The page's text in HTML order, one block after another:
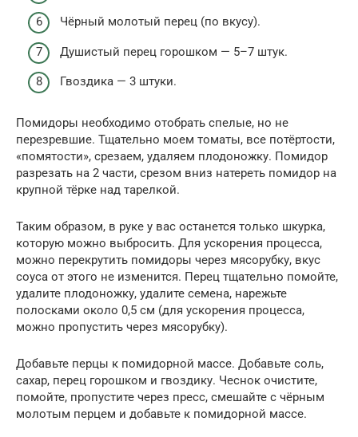
Чёрный молотый перец (по вкусу).
Душистый перец горошком — 5–7 штук.
Гвоздика — 3 штуки.
Помидоры необходимо отобрать спелые, но не
перезревшие. Тщательно моем томаты, все потёртости,
«помятости», срезаем, удаляем плодоножку. Помидор
разрезать на 2 части, срезом вниз натереть помидор на
крупной тёрке над тарелкой.
Таким образом, в руке у вас останется только шкурка,
которую можно выбросить. Для ускорения процесса,
можно перекрутить помидоры через мясорубку, вкус
соуса от этого не изменится. Перец тщательно помойте,
удалите плодоножку, удалите семена, нарежьте
полосками около 0,5 см (для ускорения процесса,
можно пропустить через мясорубку).
Добавьте перцы к помидорной массе. Добавьте соль,
сахар, перец горошком и гвоздику. Чеснок очистите,
помойте, пропустите через пресс, смешайте с чёрным
молотым перцем и добавьте к помидорной массе.